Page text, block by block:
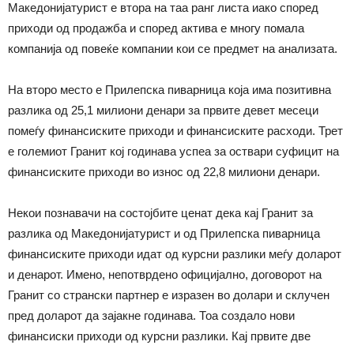
Македонијатурист е втора на таа ранг листа иако според
приходи од продажба и според актива е многу помала
компанија од повеќе компании кои се предмет на анализата.
На второ место е Прилепска пиварница која има позитивна
разлика од 25,1 милиони денари за првите девет месеци
помеѓу финансиските приходи и финансиските расходи. Трет
е големиот Гранит кој годинава успеа за оствари суфицит на
финансиските приходи во износ од 22,8 милиони денари.
Некои познавачи на состојбите ценат дека кај Гранит за
разлика од Македонијатурист и од Прилепска пиварница
финансиските приходи идат од курсни разлики меѓу доларот
и денарот. Имено, непотврдено официјално, договорот на
Гранит со странски партнер е изразен во долари и склучен
пред доларот да зајакне годинава. Тоа создало нови
финансиски приходи од курсни разлики. Кај првите две